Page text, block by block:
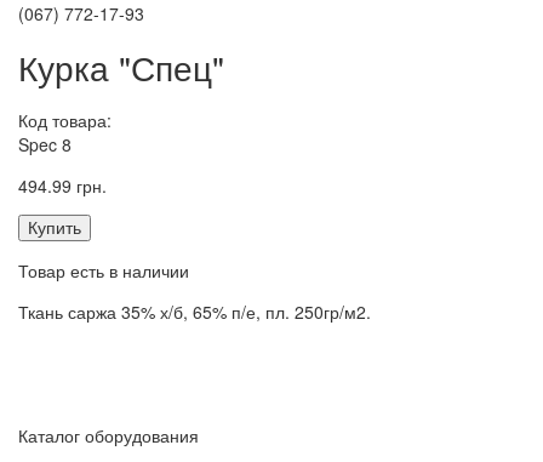
(067) 772-17-93
Курка "Спец"
Код товара:
Spec 8
494.99 грн.
Купить
Товар есть в наличии
Ткань саржа 35% х/б, 65% п/е, пл. 250гр/м2.
Каталог оборудования